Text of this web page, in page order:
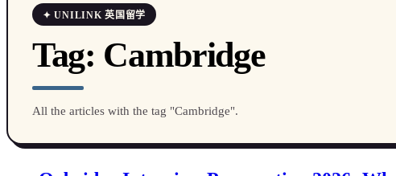
✦ UNILINK 英国留学
Tag: Cambridge
All the articles with the tag "Cambridge".